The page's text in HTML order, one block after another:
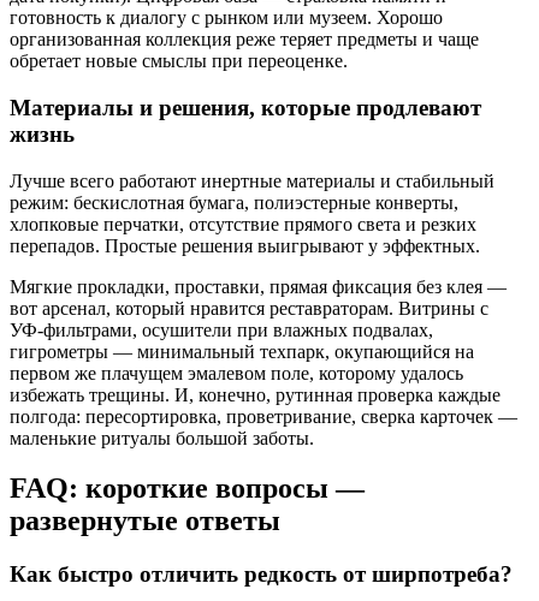
готовность к диалогу с рынком или музеем. Хорошо
организованная коллекция реже теряет предметы и чаще
обретает новые смыслы при переоценке.
Материалы и решения, которые продлевают
жизнь
Лучше всего работают инертные материалы и стабильный
режим: бескислотная бумага, полиэстерные конверты,
хлопковые перчатки, отсутствие прямого света и резких
перепадов. Простые решения выигрывают у эффектных.
Мягкие прокладки, проставки, прямая фиксация без клея —
вот арсенал, который нравится реставраторам. Витрины с
УФ‑фильтрами, осушители при влажных подвалах,
гигрометры — минимальный техпарк, окупающийся на
первом же плачущем эмалевом поле, которому удалось
избежать трещины. И, конечно, рутинная проверка каждые
полгода: пересортировка, проветривание, сверка карточек —
маленькие ритуалы большой заботы.
FAQ: короткие вопросы —
развернутые ответы
Как быстро отличить редкость от ширпотреба?